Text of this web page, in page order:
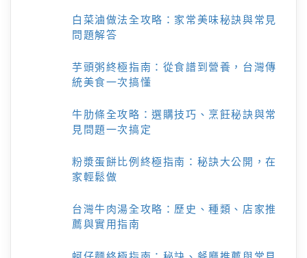
白菜滷做法全攻略：家常美味秘訣與常見
問題解答
芋頭粥終極指南：從食譜到營養，台灣傳
統美食一次搞懂
牛肋條全攻略：選購技巧、烹飪秘訣與常
見問題一次搞定
粉漿蛋餅比例終極指南：秘訣大公開，在
家輕鬆做
台灣牛肉湯全攻略：歷史、種類、店家推
薦與實用指南